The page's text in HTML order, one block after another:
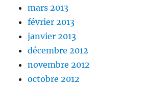
mars 2013
février 2013
janvier 2013
décembre 2012
novembre 2012
octobre 2012